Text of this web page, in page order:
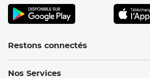
Restons connectés
Nos Services